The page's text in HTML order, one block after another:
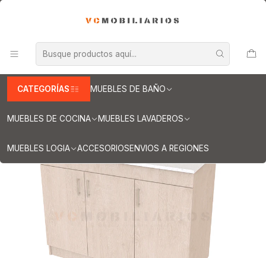
CATEGORÍAS MUEBLES DE BAÑO
MUEBLES DE COCINA MUEBLES LAVADEROS
MUEBLES LOGIA ACCESORIOSENVIOS A REGIONES
Mueble lavadero de 120 cm con cubierta de Cuarzo / Provenzal